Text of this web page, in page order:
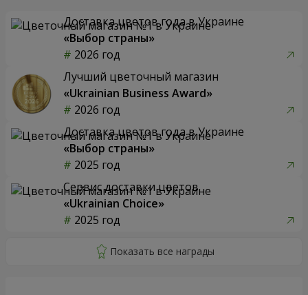
Доставка цветов года в Украине
«Выбор страны»
2026 год
Лучший цветочный магазин
«Ukrainian Business Award»
2026 год
Доставка цветов года в Украине
«Выбор страны»
2025 год
Сервис доставки цветов
«Ukrainian Choice»
2025 год